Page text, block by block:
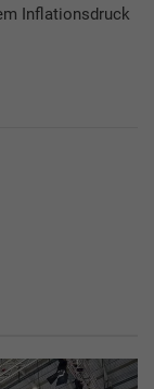
Inflationsdruck